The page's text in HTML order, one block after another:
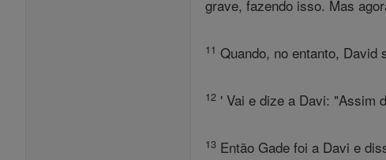
grave, fazendo isso. Mas
11 Quando, no entanto, David
12 ' Vai e dize a Davi: "Assim
13 Então Gade foi a Davi e